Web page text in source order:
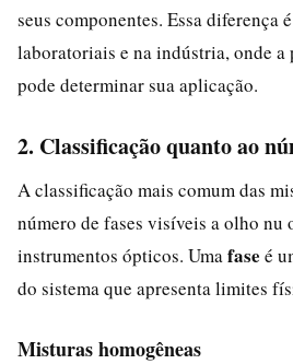
seus componentes. Essa diferença
laboratoriais e na indústria, onde a
pode determinar sua aplicação.
2. Classificação quanto ao
A classificação mais comum das
número de fases visíveis a olho nu
instrumentos ópticos. Uma fase é
do sistema que apresenta limites
Misturas homogêneas